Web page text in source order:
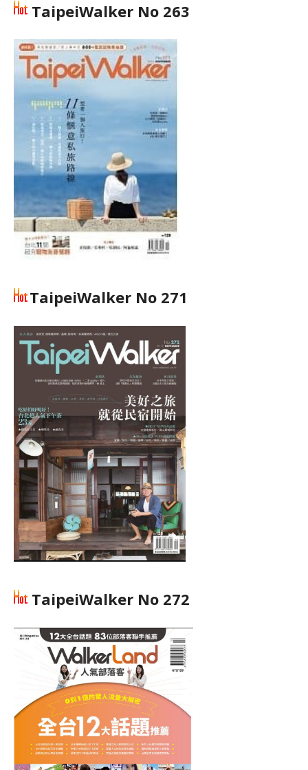
TaipeiWalker No 263
TaipeiWalker No 271
TaipeiWalker No 272